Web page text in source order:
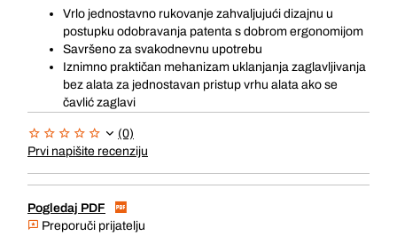
Vrlo jednostavno rukovanje zahvaljujući dizajnu u
postupku odobravanja patenta s dobrom ergonomijom
Savršeno za svakodnevnu upotrebu
Iznimno praktičan mehanizam uklanjanja zaglavljivanja
bez alata za jednostavan pristup vrhu alata ako se
čavlić zaglavi
(0)
Prvi napišite recenziju
Pogledaj PDF
Preporuči prijatelju